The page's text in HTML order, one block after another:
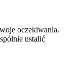
oczekiwania.
ustalić